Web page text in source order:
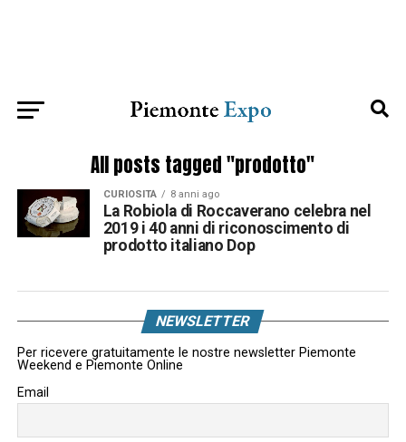
All posts tagged "prodotto"
CURIOSITÀ 8 anni ago
La Robiola di Roccaverano celebra nel
2019 i 40 anni di riconoscimento di
prodotto italiano Dop
NEWSLETTER
Per ricevere gratuitamente le nostre newsletter Piemonte
Weekend e Piemonte Online
Email